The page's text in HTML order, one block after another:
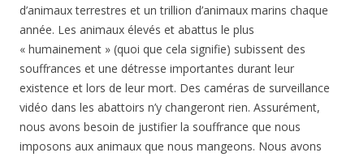
d’animaux terrestres et un trillion d’animaux marins chaque
année. Les animaux élevés et abattus le plus
« humainement » (quoi que cela signifie) subissent des
souffrances et une détresse importantes durant leur
existence et lors de leur mort. Des caméras de surveillance
vidéo dans les abattoirs n’y changeront rien. Assurément,
nous avons besoin de justifier la souffrance que nous
imposons aux animaux que nous mangeons. Nous avons